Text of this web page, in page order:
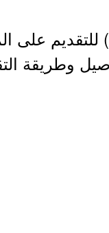
) للتقديم على